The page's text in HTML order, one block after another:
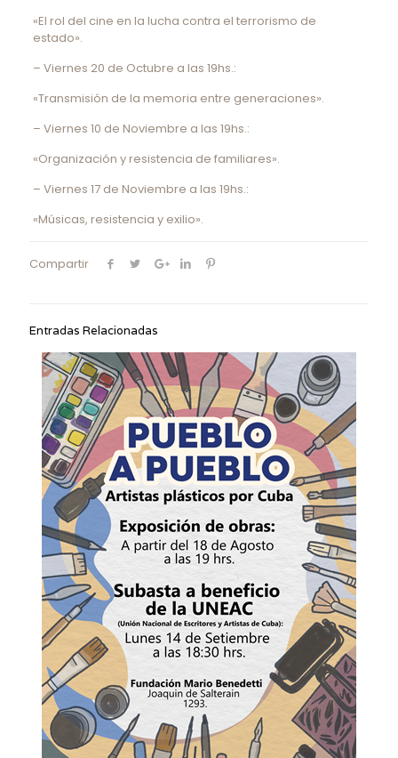
«El rol del cine en la lucha contra el terrorismo de
estado».
– Viernes 20 de Octubre a las 19hs.:
«Transmisión de la memoria entre generaciones».
– Viernes 10 de Noviembre a las 19hs.:
«Organización y resistencia de familiares».
– Viernes 17 de Noviembre a las 19hs.:
«Músicas, resistencia y exilio».
Compartir
Entradas Relacionadas